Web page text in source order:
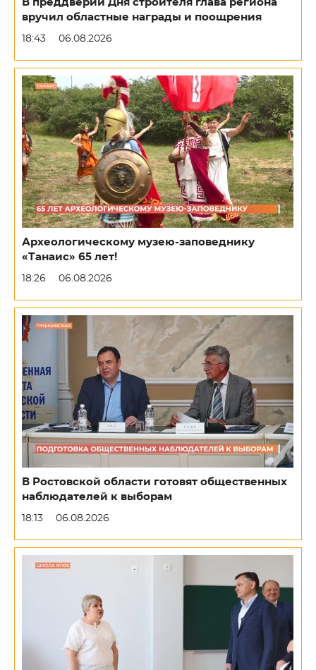
В преддверии Дня строителя глава региона
вручил областные награды и поощрения
18:43 06.08.2026
Археологическому музею-заповеднику
«Танаис» 65 лет!
18:26 06.08.2026
В Ростовской области готовят общественных
наблюдателей к выборам
18:13 06.08.2026